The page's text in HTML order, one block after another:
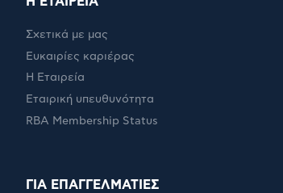
Σχετικά με μας
Ευκαιρίες καριέρας
Η Εταιρεία
Εταιρική υπευθυνότητα
RBA Membership Status
ΓΙΑ ΕΠΑΓΓΕΛΜΑΤΙΕΣ